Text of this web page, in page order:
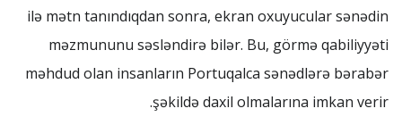
ilə mətn tanındıqdan sonra, ekran oxuyucular sənədin
məzmununu səsləndirə bilər. Bu, görmə qabiliyyəti
məhdud olan insanların Portuqalca sənədlərə bərabər
şəkildə daxil olmalarına imkan verir.